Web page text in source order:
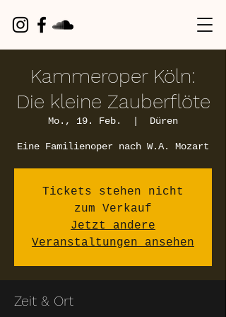
Kammeroper Köln:
Die kleine Zauberflöte
Mo., 19. Feb. Düren
Eine Familienoper nach W.A. Mozart
Tickets stehen nicht
zum Verkauf
Jetzt andere
Veranstaltungen ansehen
Zeit & Ort